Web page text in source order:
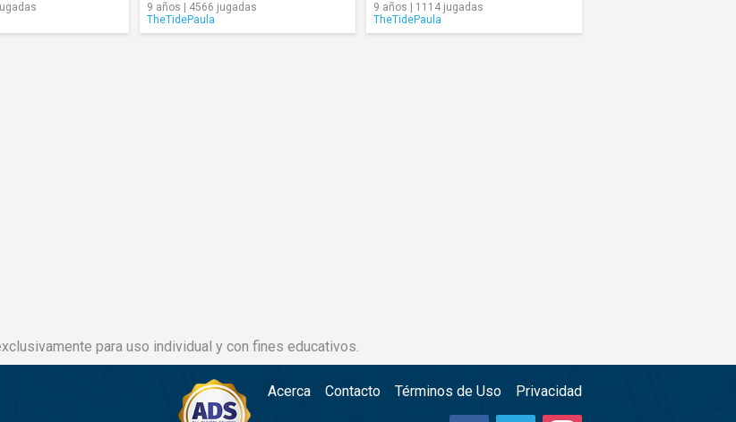
9 años | 4566 jugadas
TheTidePaula
9 años | 1114 jugadas
TheTidePaula
para uso individual y con fines educativos.
Acerca Contacto Términos de Uso Privacidad